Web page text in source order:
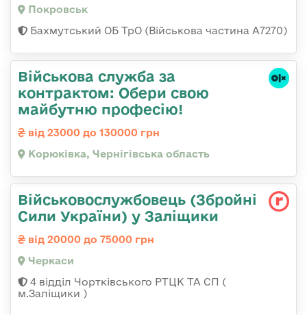
Покровськ
Бахмутський ОБ ТрО (Військова частина А7270)
Військова служба за
контрактом: Обери свою
майбутню професію!
від 23000 до 130000 грн
Корюківка, Чернігівська область
Військовослужбовець (Збройні
Сили України) у Заліщики
від 20000 до 75000 грн
Черкаси
4 відділ Чортківського РТЦК ТА СП (
м.Заліщики )